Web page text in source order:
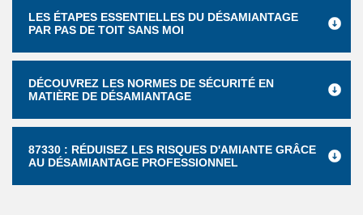
LES ÉTAPES ESSENTIELLES DU DÉSAMIANTAGE
PAR PAS DE TOIT SANS MOI
DÉCOUVREZ LES NORMES DE SÉCURITÉ EN
MATIÈRE DE DÉSAMIANTAGE
87330 : RÉDUISEZ LES RISQUES D'AMIANTE GRÂCE
AU DÉSAMIANTAGE PROFESSIONNEL